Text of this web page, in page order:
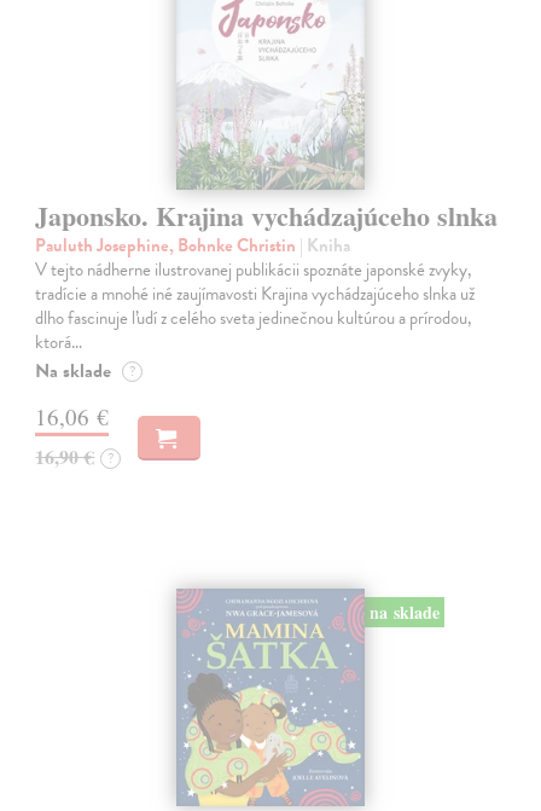
Japonsko. Krajina vychádzajúceho slnka
Pauluth Josephine, Bohnke Christin | Kniha
V tejto nádherne ilustrovanej publikácii spoznáte japonské zvyky,
tradície a mnohé iné zaujímavosti Krajina vychádzajúceho slnka už
dlho fascinuje ľudí z celého sveta jedinečnou kultúrou a prírodou,
ktorá…
Na sklade ?
16,06 €
16,90 € ?
na sklade